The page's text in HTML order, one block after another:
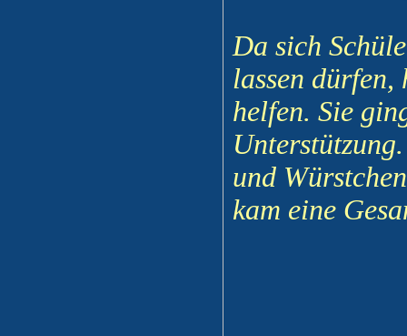
Da sich
lassen
helfen. Sie
und
kam eine